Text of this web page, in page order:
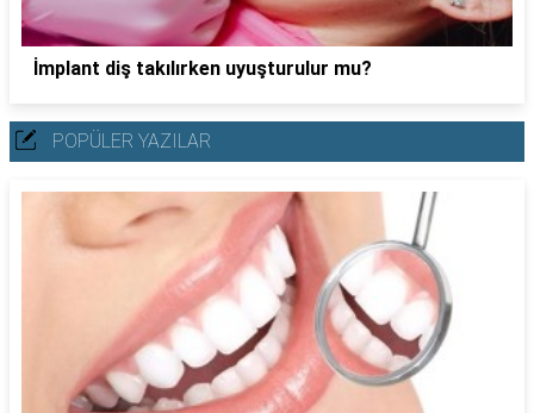
İmplant diş takılırken uyuşturulur mu?
POPÜLER YAZILAR